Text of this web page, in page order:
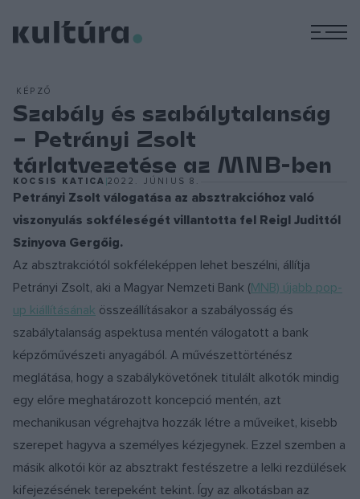
KÉPZŐ
Szabály és szabálytalanság
– Petrányi Zsolt
tárlatvezetése az MNB-ben
KOCSIS KATICA 2022. JÚNIUS 8.
Petrányi Zsolt válogatása az absztrakcióhoz való
viszonyulás sokféleségét villantotta fel Reigl Judittól
Szinyova Gergőig.
Az absztrakciótól sokféleképpen lehet beszélni, állítja
Petrányi Zsolt, aki a Magyar Nemzeti Bank (MNB) újabb pop-
up kiállításának összeállításakor a szabályosság és
szabálytalanság aspektusa mentén válogatott a bank
képzőművészeti anyagából. A művészettörténész
meglátása, hogy a szabálykövetőnek titulált alkotók mindig
egy előre meghatározott koncepció mentén, azt
mechanikusan végrehajtva hozzák létre a műveiket, kisebb
szerepet hagyva a személyes kézjegynek. Ezzel szemben a
másik alkotói kör az absztrakt festészetre a lelki rezdülések
kifejezésének terepeként tekint. Így az alkotásban az